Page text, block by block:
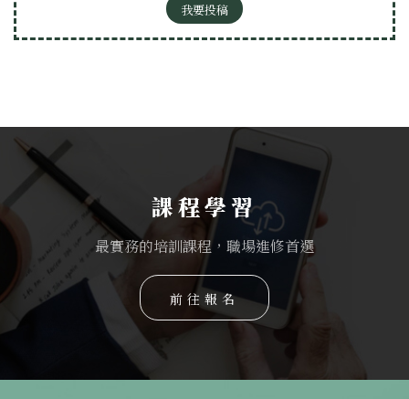
我要投稿
課程學習
最實務的培訓課程，職場進修首選
前往報名